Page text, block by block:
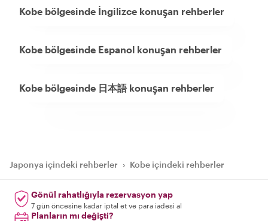
Kobe bölgesinde İngilizce konuşan rehberler
Kobe bölgesinde Espanol konuşan rehberler
Kobe bölgesinde 日本語 konuşan rehberler
Japonya içindeki rehberler › Kobe içindeki rehberler
Gönül rahatlığıyla rezervasyon yap
7 gün öncesine kadar iptal et ve para iadesi al
Planların mı değişti?